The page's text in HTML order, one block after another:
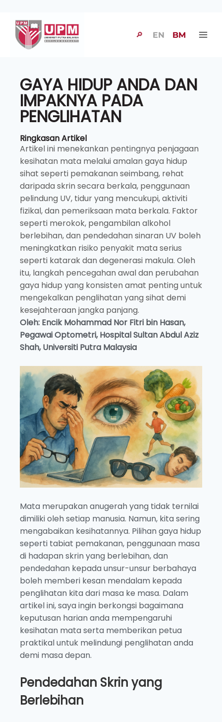
🔎 EN BM
GAYA HIDUP ANDA DAN
IMPAKNYA PADA
PENGLIHATAN
Ringkasan Artikel
Artikel ini menekankan pentingnya penjagaan
kesihatan mata melalui amalan gaya hidup
sihat seperti pemakanan seimbang, rehat
daripada skrin secara berkala, penggunaan
pelindung UV, tidur yang mencukupi, aktiviti
fizikal, dan pemeriksaan mata berkala. Faktor
seperti merokok, pengambilan alkohol
berlebihan, dan pendedahan sinaran UV boleh
meningkatkan risiko penyakit mata serius
seperti katarak dan degenerasi makula. Oleh
itu, langkah pencegahan awal dan perubahan
gaya hidup yang konsisten amat penting untuk
mengekalkan penglihatan yang sihat demi
kesejahteraan jangka panjang.
Oleh: Encik Mohammad Nor Fitri bin Hasan,
Pegawai Optometri, Hospital Sultan Abdul Aziz
Shah, Universiti Putra Malaysia
Mata merupakan anugerah yang tidak ternilai
dimiliki oleh setiap manusia. Namun, kita sering
mengabaikan kesihatannya. Pilihan gaya hidup
seperti tabiat pemakanan, penggunaan masa
di hadapan skrin yang berlebihan, dan
pendedahan kepada unsur-unsur berbahaya
boleh memberi kesan mendalam kepada
penglihatan kita dari masa ke masa. Dalam
artikel ini, saya ingin berkongsi bagaimana
keputusan harian anda mempengaruhi
kesihatan mata serta memberikan petua
praktikal untuk melindungi penglihatan anda
demi masa depan.
Pendedahan Skrin yang
Berlebihan